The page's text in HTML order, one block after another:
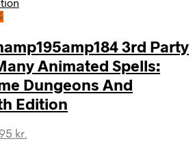
3rd Party
Animated Spells:
Dungeons And
Edition
kr.